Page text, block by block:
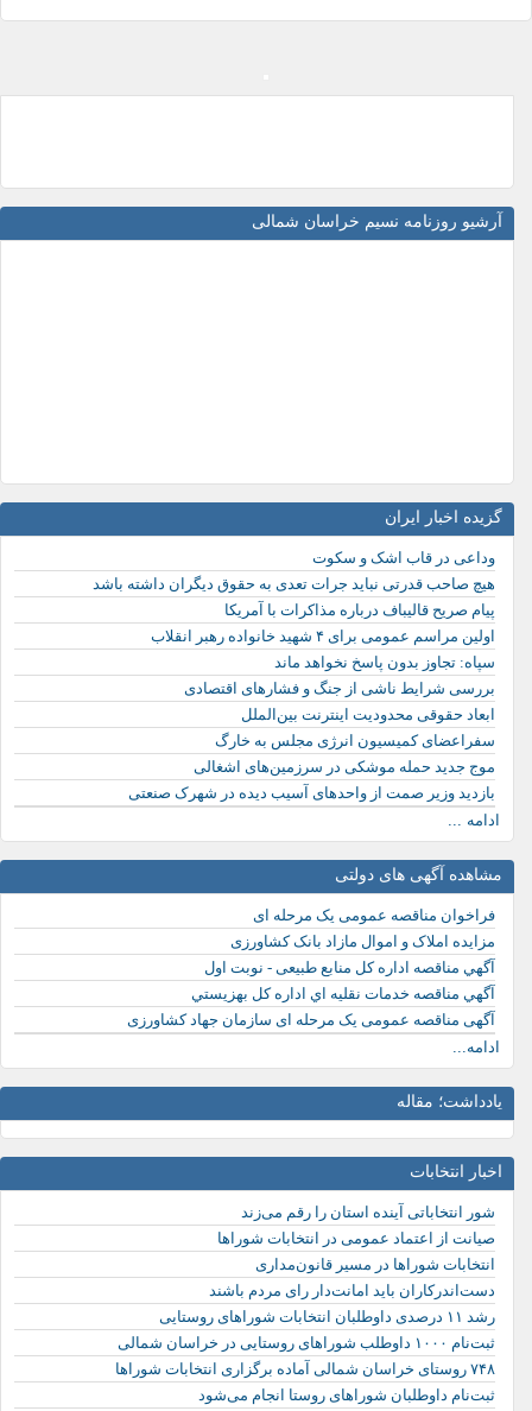
آرشیو روزنامه نسیم خراسان شمالی
گزیده اخبار ایران
وداعی در قاب اشک و سکوت
هیچ صاحب قدرتی نباید جرات تعدی به حقوق دیگران داشته باشد
پیام صریح قالیباف درباره مذاکرات با آمریکا
اولین مراسم عمومی برای ۴ شهید خانواده رهبر انقلاب
سپاه: تجاوز بدون پاسخ نخواهد ماند
بررسی شرایط ناشی از جنگ و فشارهای اقتصادی
ابعاد حقوقی محدودیت اینترنت بین‌الملل
سفراعضای کمیسیون انرژی مجلس به خارگ
موج جدید حمله موشکی در سرزمین‌های اشغالی
بازدید وزیر صمت از واحدهای آسیب دیده در شهرک صنعتی
ادامه ...
مشاهده آگهی های دولتی
فراخوان مناقصه عمومی یک مرحله ای
مزایده املاک و اموال مازاد بانک کشاورزی
آگهي مناقصه اداره کل منابع طبیعی - نوبت اول
آگهي مناقصه خدمات نقليه اي اداره كل بهزيستي
آگهی مناقصه عمومی یک مرحله ای سازمان جهاد کشاورزی
ادامه...
یادداشت؛ مقاله
اخبار انتخابات
شور انتخاباتی آینده استان را رقم می‌زند
صیانت از اعتماد عمومی در انتخابات شوراها
انتخابات شوراها در مسیر قانون‌مداری
دست‌اندرکاران باید امانت‌دار رای مردم باشند
رشد ۱۱ درصدی داوطلبان انتخابات شوراهای روستایی
ثبت‌نام ۱۰۰۰ داوطلب شوراهای روستایی در خراسان شمالی
۷۴۸ روستای خراسان شمالی آماده برگزاری انتخابات شوراها
ثبت‌نام داوطلبان شوراهای روستا انجام می‌شود